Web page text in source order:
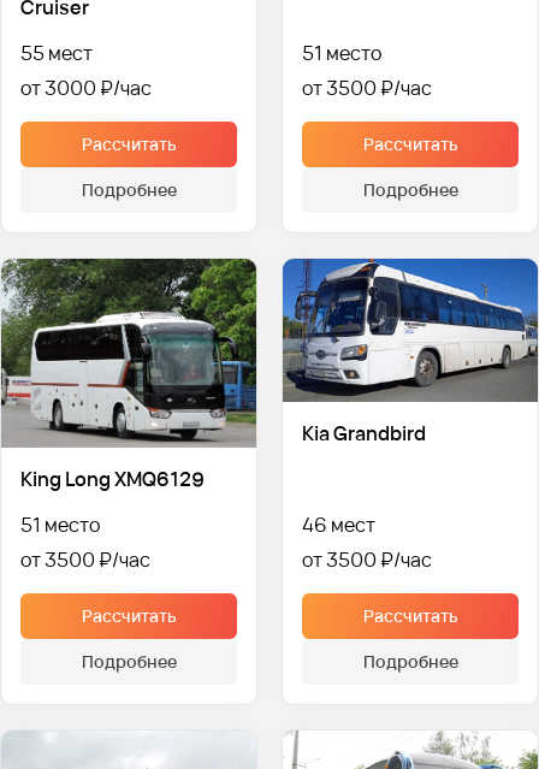
Cruiser
55 мест
от 3000 ₽
Рассчитать
Подробнее
51 место
от 3500 ₽
Рассчитать
Подробнее
King Long XMQ6129
51 место
от 3500 ₽
Рассчитать
Подробнее
Kia Grandbird
46 мест
от 3500 ₽
Рассчитать
Подробнее